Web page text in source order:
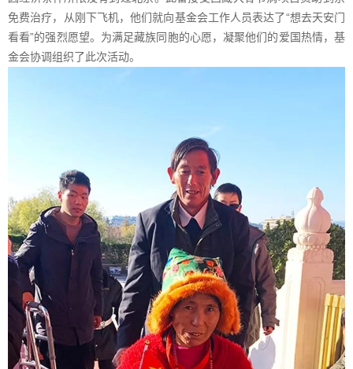
免费治疗，从刚下飞机，他们就向基金会工作人员表达了“想去天安门
看看”的强烈愿望。为满足藏族同胞的心愿，凝聚他们的爱国热情，基
金会协调组织了此次活动。